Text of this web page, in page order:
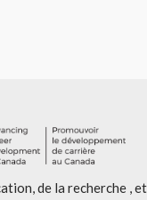
de la recherche , et